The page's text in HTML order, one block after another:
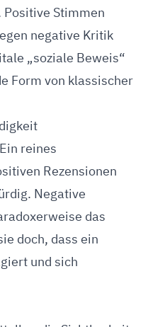
Stimmen
negative Kritik
„soziale Beweis“
Form von klassischer
reines
Rezensionen
Negative
das
doch, dass ein
und sich